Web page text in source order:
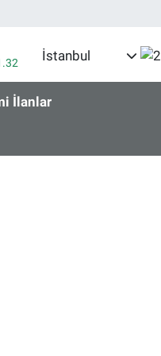
İstanbul
İlanlar